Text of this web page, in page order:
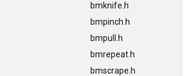
bmknife.h
bmpinch.h
bmpull.h
bmrepeat.h
bmscrape.h